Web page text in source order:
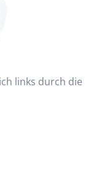
links durch die